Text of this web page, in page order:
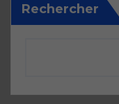
Rechercher